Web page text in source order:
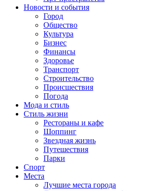
Новости и события
Город
Общество
Культура
Бизнес
Финансы
Здоровье
Транспорт
Строительство
Происшествия
Погода
Мода и стиль
Стиль жизни
Рестораны и кафе
Шоппинг
Звездная жизнь
Путешествия
Парки
Спорт
Места
Лучшие места города